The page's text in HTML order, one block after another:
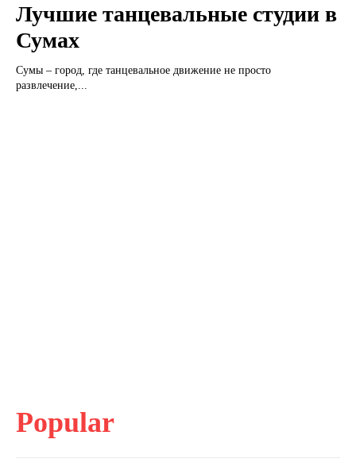
Лучшие танцевальные студии в
Сумах
Сумы – город, где танцевальное движение не просто
развлечение,...
Popular